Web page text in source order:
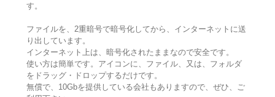
す。
ファイルを、2重暗号で暗号化してから、インターネットに送
り出しています。
インターネット上は、暗号化されたままなので安全です。
使い方は簡単です。アイコンに、ファイル、又は、フォルダ
をドラッグ・ドロップするだけです。
無償で、10Gbを提供している会社もありますので、ぜひ、ご